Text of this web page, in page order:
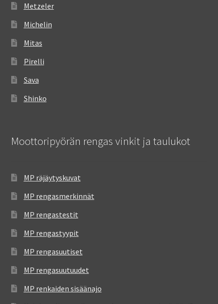
Metzeler
Michelin
Mitas
Pirelli
Sava
Shinko
Moottoripyörän rengas vinkit ja taulukot
MP räjäytyskuvat
MP rengasmerkinnät
MP rengastestit
MP rengastyypit
MP rengasuutiset
MP rengasuutuudet
MP renkaiden sisäänajo